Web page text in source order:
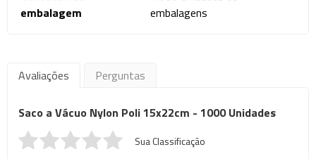
embalagem
embalagens
Avaliações Perguntas
Saco a Vácuo Nylon Poli 15x22cm - 1000 Unidades
Sua Classificação